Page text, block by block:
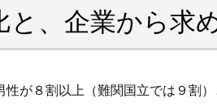
と、企業から求
が８割以上（難関国立では９割）